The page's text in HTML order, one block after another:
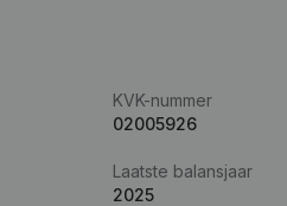
KVK-nummer
02005926
Laatste balansjaar
2025